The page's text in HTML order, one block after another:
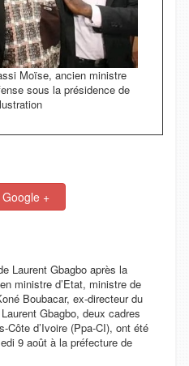
Moïse, ancien ministre
sous la présidence de
Google +
Laurent Gbagbo après la
ministre d’Etat, ministre de
Boubacar, ex-directeur du
Gbagbo, deux cadres
d’Ivoire (Ppa-CI), ont été
9 août à la préfecture de